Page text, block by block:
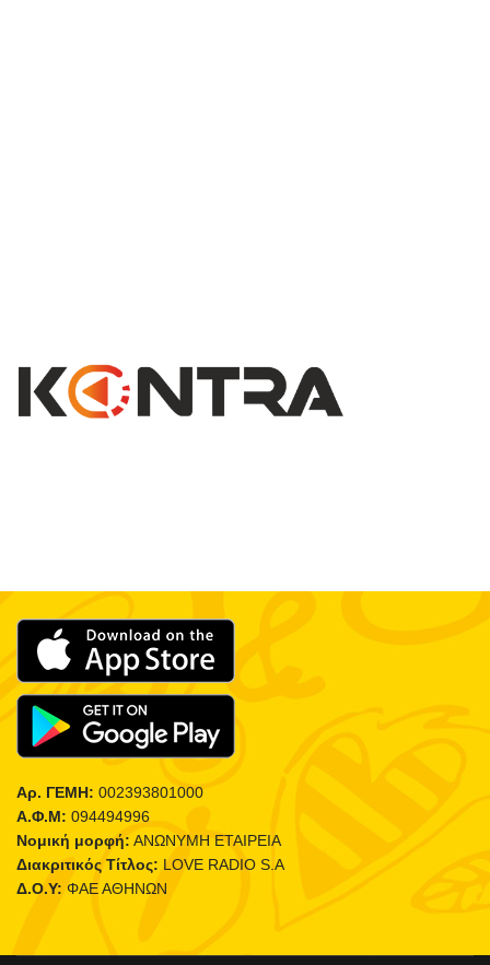
Αρ. ΓΕΜΗ: 002393801000
Α.Φ.Μ: 094494996
Νομική μορφή: ΑΝΩΝΥΜΗ ΕΤΑΙΡΕΙΑ
Διακριτικός Τίτλος: LOVE RADIO S.A
Δ.Ο.Υ: ΦΑΕ ΑΘΗΝΩΝ